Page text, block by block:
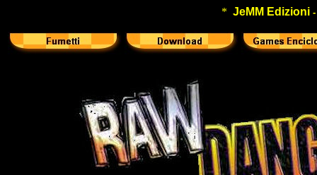
* JeMM Edizioni